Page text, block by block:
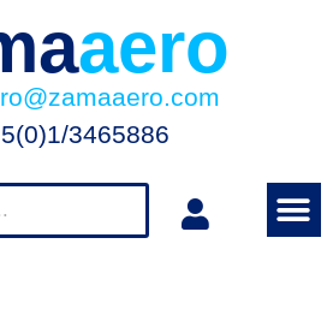
aero
3465886